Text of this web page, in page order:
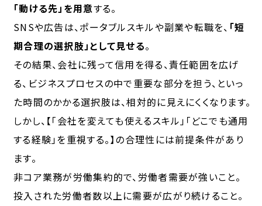
「動ける先」を用意する。
SNSや広告は、ポータブルスキルや副業や転職を、 「短
期合理の選択肢」として見せる。
その結果、会社に残って信用を得る、責任範囲を広げ
る、ビジネスプロセスの中で重要な部分を担う、といっ
た時間のかかる選択肢は、相対的に見えにくくなります。
しかし、【「会社を変えても使えるスキル」「どこでも通用
する経験」を重視する。】の合理性には前提条件があり
ます。
非コア業務が労働集約的で、労働者需要が強いこと。
投入された労働者数以上に需要が広がり続けること。